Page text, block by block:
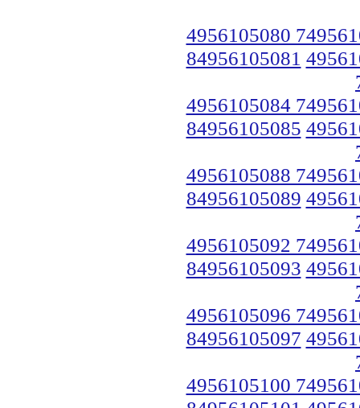
4956105080
84956105081
4956105084
84956105085
4956105088
84956105089
4956105092
84956105093
4956105096
84956105097
4956105100